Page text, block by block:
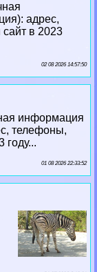
адрес,
в 2023
02 08 2026 14:57:50
информация
телефоны,
году...
01 08 2026 22:33:52